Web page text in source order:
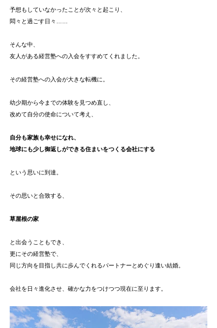
予想もしていなかったことが次々と起こり、
悶々と過ごす日々……
そんな中、
友人がある経営塾への入会をすすめてくれました。
その経営塾への入会が大きな転機に。
幼少期から今までの体験を見つめ直し、
改めて自分の使命について考え、
自分も家族も幸せになれ、
地球にも少し御返しができる住まいをつくる会社にする
という思いに到達。
その思いと合致する、
草屋根の家
と出会うこともでき、
更にその経営塾で、
同じ方向を目指し共に歩んでくれるパートナーとめぐり逢い結婚。
会社を日々進化させ、確かな力をつけつつ現在に至ります。